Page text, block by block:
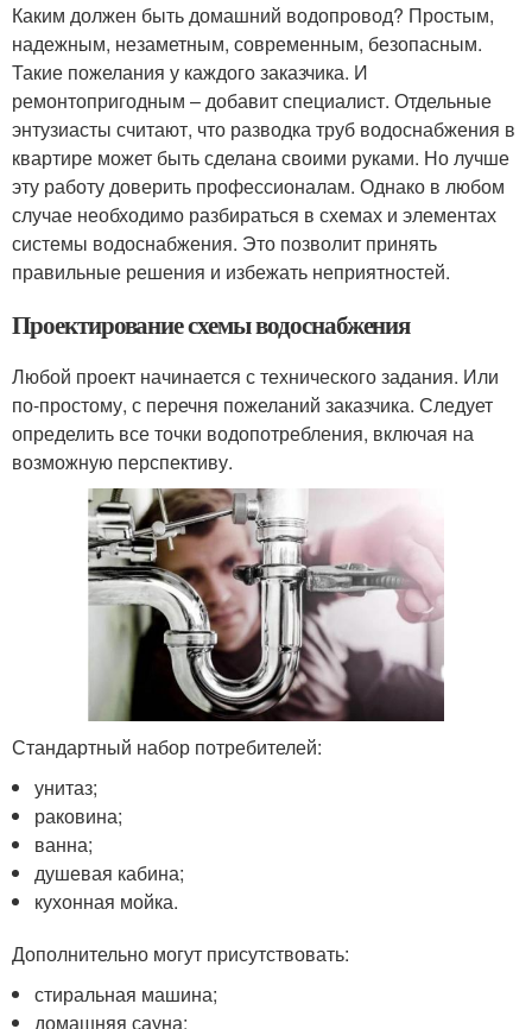
Каким должен быть домашний водопровод? Простым,
надежным, незаметным, современным, безопасным.
Такие пожелания у каждого заказчика. И
ремонтопригодным – добавит специалист. Отдельные
энтузиасты считают, что разводка труб водоснабжения в
квартире может быть сделана своими руками. Но лучше
эту работу доверить профессионалам. Однако в любом
случае необходимо разбираться в схемах и элементах
системы водоснабжения. Это позволит принять
правильные решения и избежать неприятностей.
Проектирование схемы водоснабжения
Любой проект начинается с технического задания. Или
по-простому, с перечня пожеланий заказчика. Следует
определить все точки водопотребления, включая на
возможную перспективу.
Стандартный набор потребителей:
унитаз;
раковина;
ванна;
душевая кабина;
кухонная мойка.
Дополнительно могут присутствовать:
стиральная машина;
домашняя сауна;